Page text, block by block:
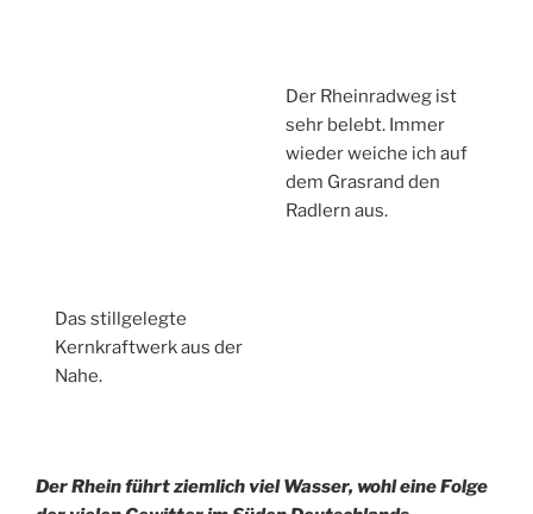
Der Rheinradweg ist
sehr belebt. Immer
wieder weiche ich auf
dem Grasrand den
Radlern aus.
Das stillgelegte
Kernkraftwerk aus der
Nahe.
Der Rhein führt ziemlich viel Wasser, wohl eine Folge